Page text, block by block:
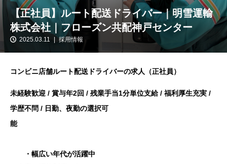
【正社員】ルート配送ドライバー｜明雪運輸
株式会社｜フローズン共配神戸センター
2025.03.11 採用情報
コンビニ店舗ルート配送ドライバーの求人（正社員）
未経験歓迎 / 賞与年2回 / 残業手当1分単位支給 / 福利厚生充実 /
学歴不問 / 日勤、夜勤の選択可
能
・幅広い年代が活躍中